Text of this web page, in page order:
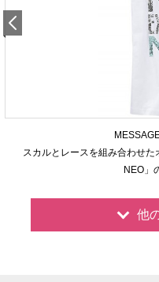
スカルとレースを組み合わせ
NEO」
他